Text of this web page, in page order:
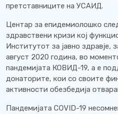
претставниците на УСАИД.
Центар за епидемиолошко
здравствени кризи кој
Институтот за јавно здравје,
август 2020 година, во
пандемијата КОВИД-19, а е
донаторите, кои со своите
активности обезбедија
Пандемијата COVID-19